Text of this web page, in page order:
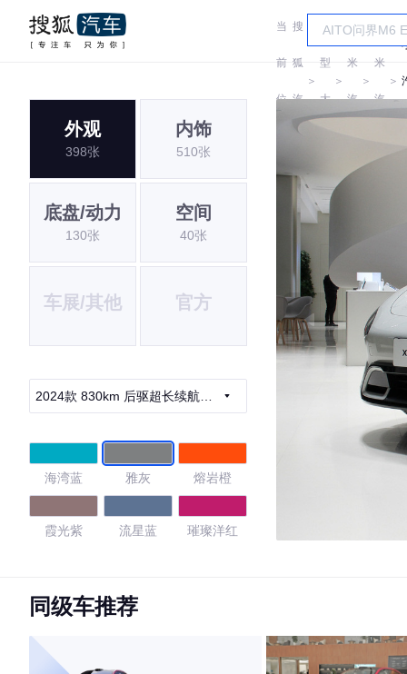
当
前
位
搜
狐
汽
＞
车
型
大
＞
小
米
汽
＞
小
米
汽
＞
外观
398张
内饰
510张
底盘/动力
130张
空间
40张
车展/其他 官方
2024款 830km 后驱超长续航高
海湾蓝 雅灰 熔岩橙
霞光紫 流星蓝 璀璨洋红
4.43
同级车推荐